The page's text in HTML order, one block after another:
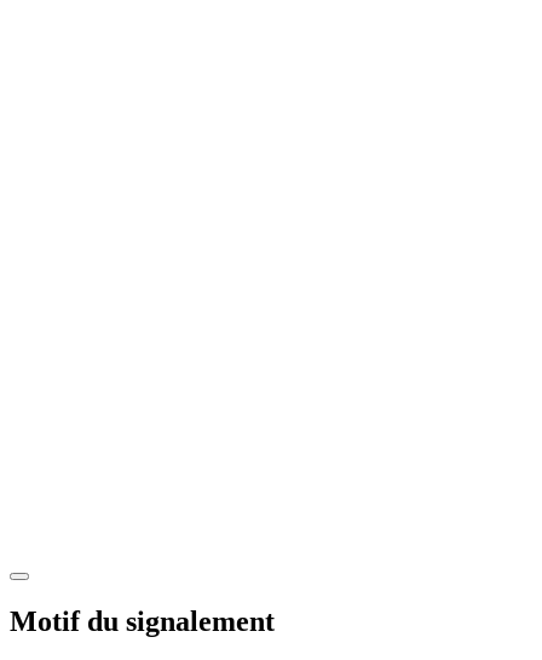
Motif du signalement